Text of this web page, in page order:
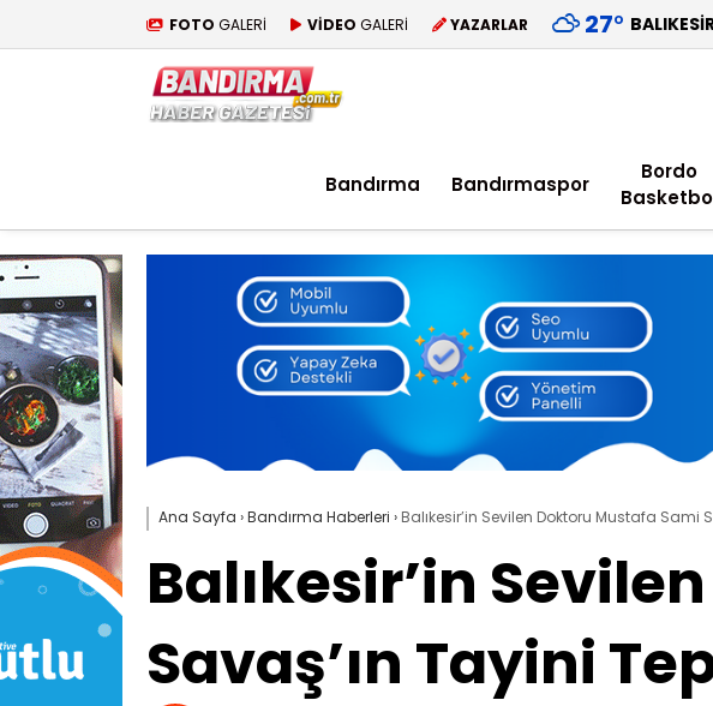
FOTO GALERİ VİDEO GALERİ YAZARLAR 27°
Bandırma Bandırmaspor
Bordo
Ana Sayfa ›Bandırma Haberleri › Balıkesir’in Sevilen Doktoru Mustafa Sami
Balıkesir’in
Savaş’ın Tayini